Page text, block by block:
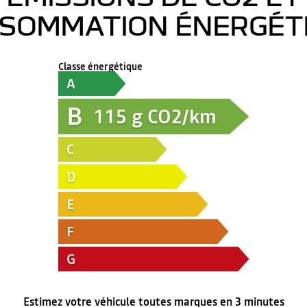
Classe énergétique
A
B 115 g CO2/km
C
D
E
F
G
Estimez votre véhicule toutes marques en 3 minutes